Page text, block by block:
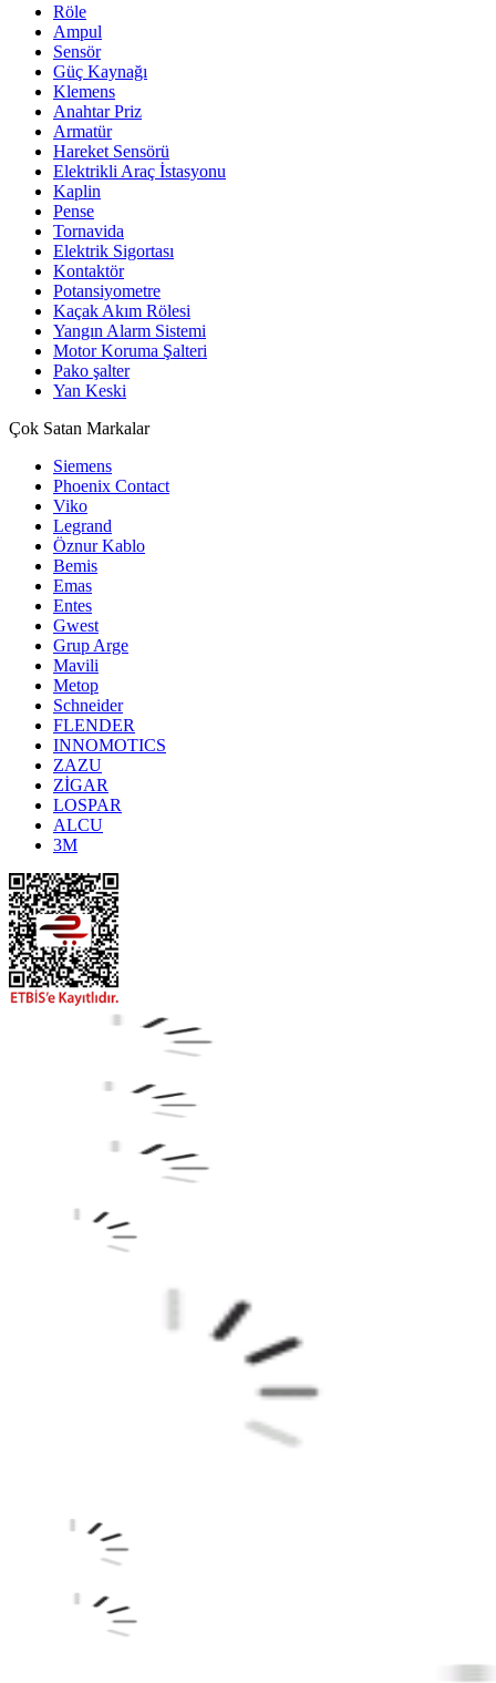
Röle
Ampul
Sensör
Güç Kaynağı
Klemens
Anahtar Priz
Armatür
Hareket Sensörü
Elektrikli Araç İstasyonu
Kaplin
Pense
Tornavida
Elektrik Sigortası
Kontaktör
Potansiyometre
Kaçak Akım Rölesi
Yangın Alarm Sistemi
Motor Koruma Şalteri
Pako şalter
Yan Keski
Çok Satan Markalar
Siemens
Phoenix Contact
Viko
Legrand
Öznur Kablo
Bemis
Emas
Entes
Gwest
Grup Arge
Mavili
Metop
Schneider
FLENDER
INNOMOTICS
ZAZU
ZİGAR
LOSPAR
ALCU
3M